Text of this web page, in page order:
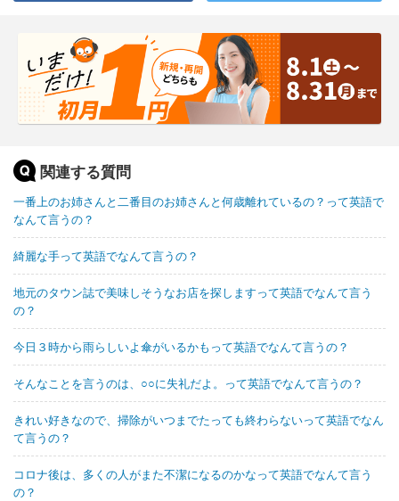
関連する質問
一番上のお姉さんと二番目のお姉さんと何歳離れているの？って英語で
なんて言うの？
綺麗な手って英語でなんて言うの？
地元のタウン誌で美味しそうなお店を探しますって英語でなんて言う
の？
今日３時から雨らしいよ傘がいるかもって英語でなんて言うの？
そんなことを言うのは、○○に失礼だよ。って英語でなんて言うの？
きれい好きなので、掃除がいつまでたっても終わらないって英語でなん
て言うの？
コロナ後は、多くの人がまた不潔になるのかなって英語でなんて言う
の？